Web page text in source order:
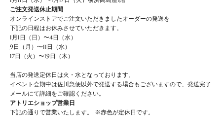
ご注文発送休止期間
オンラインストアでご注文いただきましたオーダーの発送を
下記の日程はお休みさせていただきます。
1月1日（日）〜4日（水）
9日（月）〜11日（水）
17日（火）〜19日（木）
当店の発送定休日は火・水となっております。
イベント会期中は佐川急便以外で発送する場合もございますので、発送完了
メールにて詳細をご確認ください。
アトリエショップ営業日
下記の通りで営業いたします。 ※赤色が定休日です。